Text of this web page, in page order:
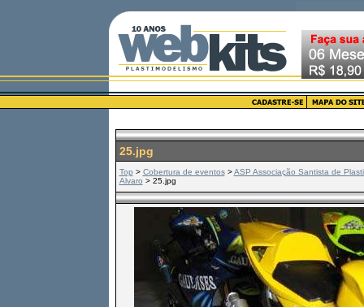
25.jpg
Top > Cobertura de eventos>ASP Associação Santista de
Alvaro > 25.jpg